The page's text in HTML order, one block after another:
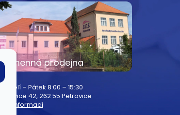
Kamenná prodejna
Pondělí – Pátek 8:00 – 15:30
Petrovice 42, 262 55 Petrovice
Více informací